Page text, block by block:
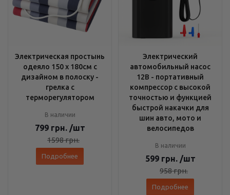
Электрическая простынь
одеяло 150 х 180см с
дизайном в полоску -
грелка с
терморегулятором
В наличии
799 грн. /шт
1598грн.
Подробнее
Электрический
автомобильный насос
12В - портативный
компрессор с высокой
точностью и функцией
быстрой накачки для
шин авто, мото и
велосипедов
В наличии
599 грн. /шт
958грн.
Подробнее